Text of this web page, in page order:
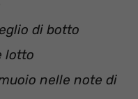
di botto
lotto
nelle note di